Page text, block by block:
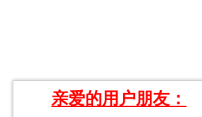
亲爱的用户朋友：